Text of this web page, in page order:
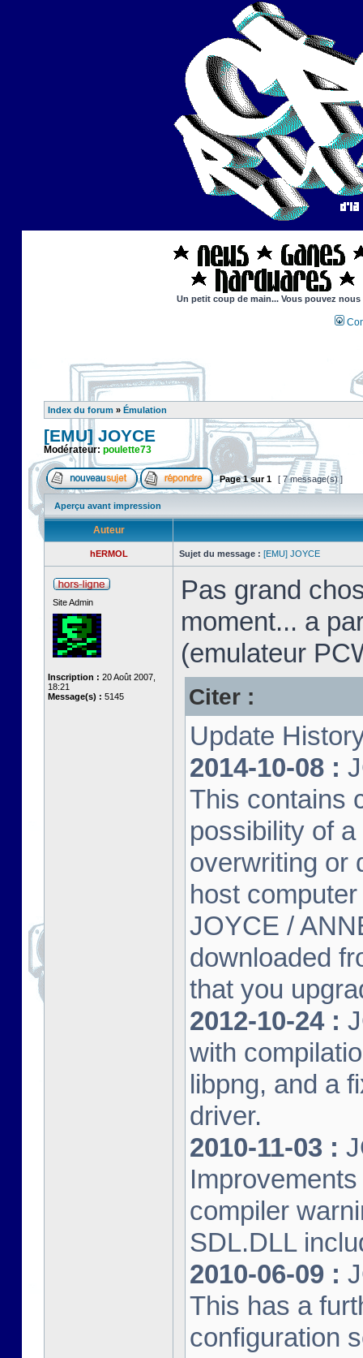
Un petit coup de main... Vous pouvez
Index du forum » Émulation
[EMU] JOYCE
Modérateur: poulette73
Page1sur1 [ 7 message(s) ]
Aperçu avant impression
Auteur
hERMOL Sujet du message : [EMU] JOYCE
Site Admin
Inscription : 20 Août 2007,
18:21
Message(s) : 5145
Pas grand
moment... a
(emulateur
Citer :
Update
2014-10-08 :
This contains
possibility of
overwriting or
host
JOYCE /
downloaded
that you
2012-10-24 :
with
libpng, and a
driver.
2010-11-03 :
compiler
SDL.DLL
2010-06-09 :
This has a
configuration